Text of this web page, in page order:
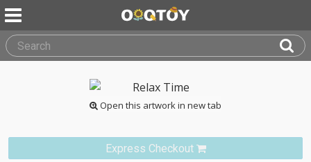
Open this artwork in new tab
Express Checkout